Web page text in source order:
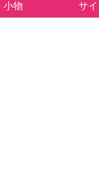
小物 サ